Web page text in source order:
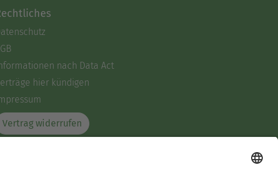
nach Data Act
hier kündigen
Vertrag widerrufen